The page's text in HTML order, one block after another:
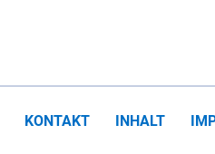
KONTAKT INHALT